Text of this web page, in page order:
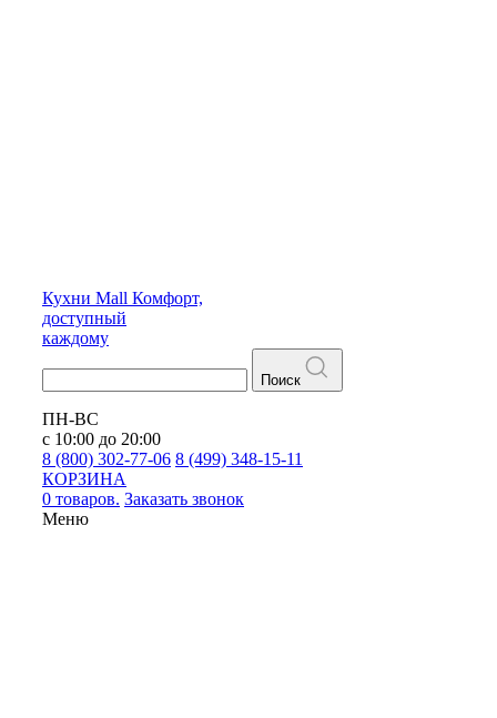
Кухни Mall Комфорт,
доступный
каждому
Поиск
ПН-ВС
с 10:00 до 20:00
8 (800) 302-77-06 8 (499) 348-15-11
КОРЗИНА
0 товаров. Заказать звонок
Меню